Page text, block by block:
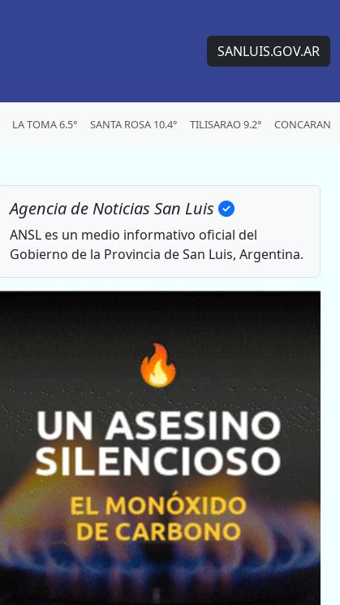
SANLUIS.GOV.AR
LA TOMA 6.5° SANTA ROSA 10.4° TILISARAO 9.2° CONCARAN
Agencia de Noticias San Luis
ANSL es un medio informativo oficial del
Gobierno de la Provincia de San Luis, Argentina.